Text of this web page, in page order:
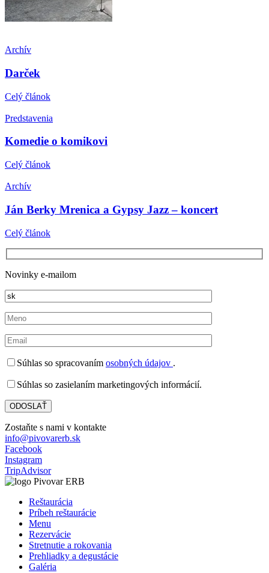
Archív
Darček
Celý článok
Predstavenia
Komedie o komikovi
Celý článok
Archív
Ján Berky Mrenica a Gypsy Jazz – koncert
Celý článok
Novinky e-mailom
Súhlas so spracovaním osobných údajov .
Súhlas so zasielaním marketingových informácií.
Zostaňte s nami v kontakte
info@pivovarerb.sk
Facebook
Instagram
TripAdvisor
Reštaurácia
Príbeh reštaurácie
Menu
Rezervácie
Stretnutie a rokovania
Prehliadky a degustácie
Galéria